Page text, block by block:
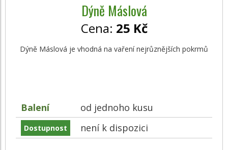
Dýně Máslová
Cena: 25 Kč
Dýně Máslová je vhodná na vaření nejrůznějších pokrmů
Balení od jednoho kusu
Dostupnost není k dispozici